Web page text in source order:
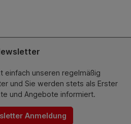
einfach unseren regelmäßig
und Sie werden stets als Erster
und Angebote informiert.
Anmeldung